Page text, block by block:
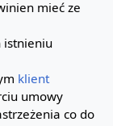
mieć ze
istnieniu
klient
umowy
co do